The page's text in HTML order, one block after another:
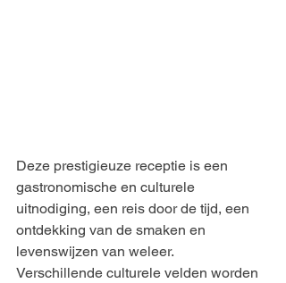
Deze prestigieuze receptie is een
gastronomische en culturele
uitnodiging, een reis door de tijd, een
ontdekking van de smaken en
levenswijzen van weleer.
Verschillende culturele velden worden